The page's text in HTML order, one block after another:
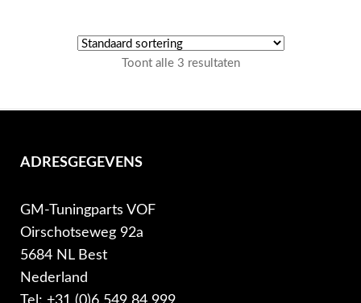
Toont alle 3 resultaten
ADRESGEGEVENS
GM-Tuningparts VOF
Oirschotseweg 92a
5684 NL Best
Nederland
Tel: +31 (0)6 549 84 999